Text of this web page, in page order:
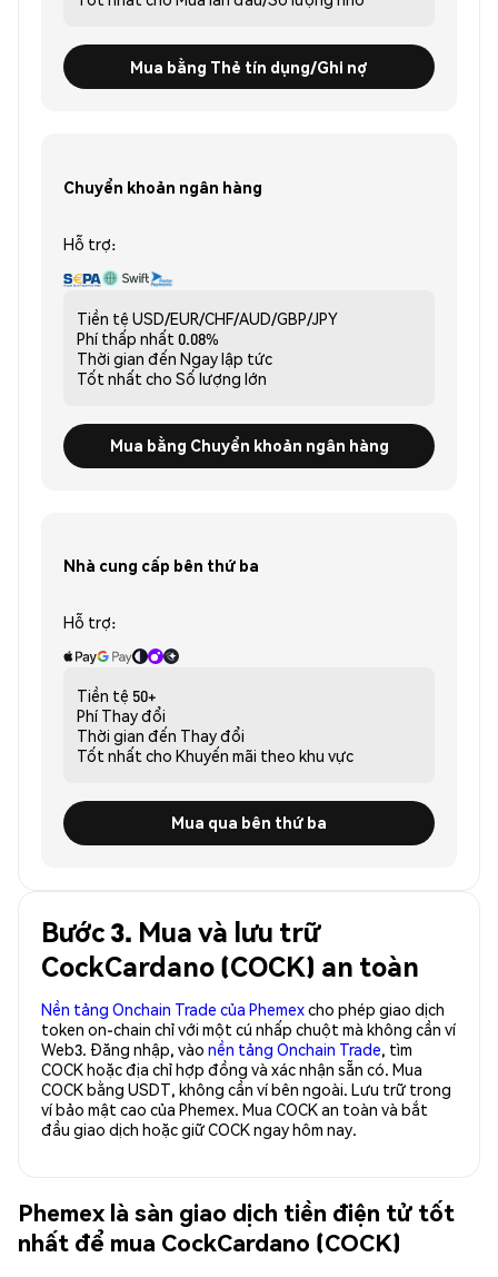
Mua bằng Thẻ tín dụng/Ghi nợ
Chuyển khoản ngân hàng
Hỗ trợ:
Tiền tệ USD/EUR/CHF/AUD/GBP/JPY
Phí thấp nhất 0.08%
Thời gian đến Ngay lập tức
Tốt nhất cho Số lượng lớn
Mua bằng Chuyển khoản ngân hàng
Nhà cung cấp bên thứ ba
Hỗ trợ:
Tiền tệ 50+
Phí Thay đổi
Thời gian đến Thay đổi
Tốt nhất cho Khuyến mãi theo khu vực
Mua qua bên thứ ba
Bước 3. Mua và lưu trữ
CockCardano (COCK) an toàn
Nền tảng Onchain Trade của Phemexcho phép giao dịch
token on-chain chỉ với một cú nhấp chuột mà không cần ví
Web3. Đăng nhập, vào nền tảng Onchain Trade, tìm
COCK hoặc địa chỉ hợp đồng và xác nhận sẵn có. Mua
COCK bằng USDT, không cần ví bên ngoài. Lưu trữ trong
ví bảo mật cao của Phemex. Mua COCK an toàn và bắt
đầu giao dịch hoặc giữ COCK ngay hôm nay.
Phemex là sàn giao dịch tiền điện tử tốt
nhất để mua CockCardano (COCK)